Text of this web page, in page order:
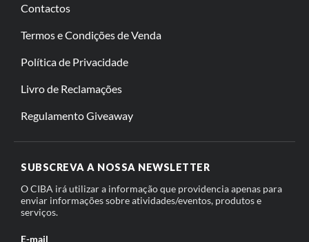
Contactos
Termos e Condições de Venda
Política de Privacidade
Livro de Reclamações
Regulamento Giveaway
SUBSCREVA A NOSSA NEWSLETTER
O CIBA irá utilizar a informação que providencia apenas para
enviar informações sobre atividades/eventos, produtos e
serviços.
E-mail